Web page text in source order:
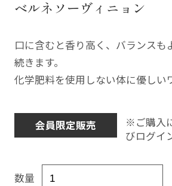
ベルネソーヴィニョン
口に含むと香り高く、バランスも
続きます。
化学肥料を使用しない体に優しい
会員限定販売
※ご購入
びログイ
数量